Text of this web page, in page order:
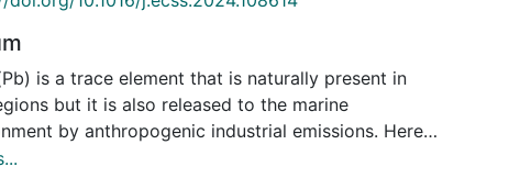
is a trace element that is naturally present in
but it is also released to the marine
by anthropogenic industrial emissions. Here,
Pb concentrations in bone samples of four